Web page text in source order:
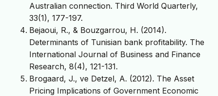
Australian connection. Third World Quarterly,
33(1), 177-197.
Bejaoui, R., & Bouzgarrou, H. (2014).
Determinants of Tunisian bank profitability. The
International Journal of Business and Finance
Research, 8(4), 121-131.
Brogaard, J., ve Detzel, A. (2012). The Asset
Pricing Implications of Government Economic